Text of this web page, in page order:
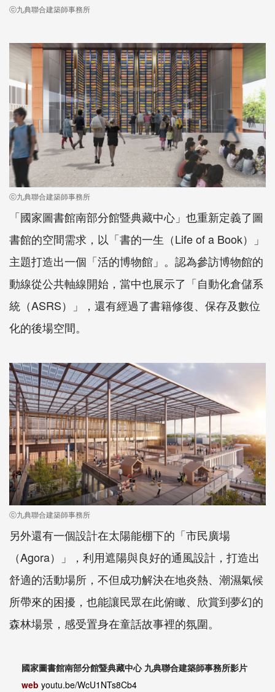
ⓒ九典聯合建築師事務所
ⓒ九典聯合建築師事務所
「國家圖書館南部分館暨典藏中心」也重新定義了圖
書館的空間需求，以「書的一生（Life of a Book）」
主題打造出一個「活的博物館」。認為參訪博物館的
動線從公共軸線開始，當中也展示了「自動化倉儲系
統（ASRS）」，還有經過了書籍修復、保存及數位
化的後場空間。
ⓒ九典聯合建築師事務所
另外還有一個設計在太陽能棚下的「市民廣場
（Agora）」，利用遮陽與良好的通風設計，打造出
舒適的活動場所，不但成功解決在地炎熱、潮濕氣候
所帶來的困擾，也能讓民眾在此俯瞰、欣賞到夢幻的
森林場景，感受置身在童話故事裡的氛圍。
國家圖書館南部分館暨典藏中心 九典聯合建築師事務所影片
web youtu.be/WcU1NTs8Cb4